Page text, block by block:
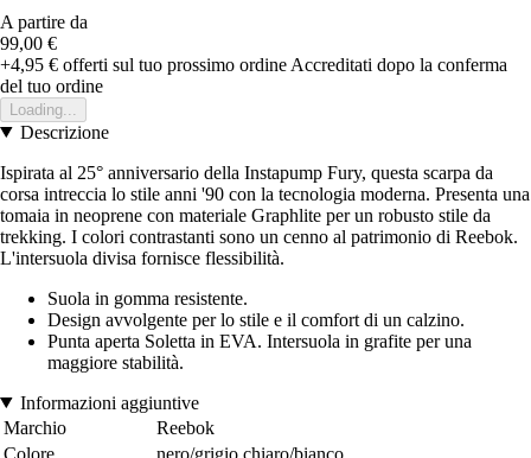
A partire da
99,00 €
+4,95 € offerti sul tuo prossimo ordine Accreditati dopo la conferma
del tuo ordine
Loading...
Descrizione
Ispirata al 25° anniversario della Instapump Fury, questa scarpa da
corsa intreccia lo stile anni '90 con la tecnologia moderna. Presenta una
tomaia in neoprene con materiale Graphlite per un robusto stile da
trekking. I colori contrastanti sono un cenno al patrimonio di Reebok.
L'intersuola divisa fornisce flessibilità.
Suola in gomma resistente.
Design avvolgente per lo stile e il comfort di un calzino.
Punta aperta Soletta in EVA. Intersuola in grafite per una
maggiore stabilità.
Informazioni aggiuntive
Marchio
Reebok
Colore
nero/grigio chiaro/bianco